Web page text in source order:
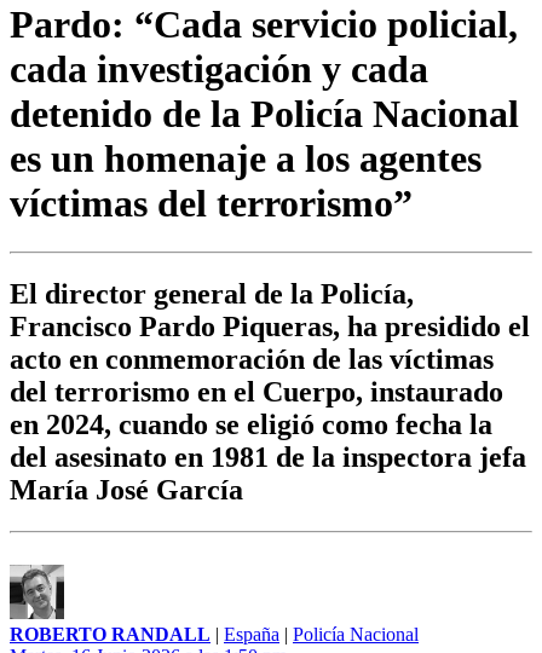
Pardo: “Cada servicio policial,
cada investigación y cada
detenido de la Policía Nacional
es un homenaje a los agentes
víctimas del terrorismo”
El director general de la Policía,
Francisco Pardo Piqueras, ha presidido el
acto en conmemoración de las víctimas
del terrorismo en el Cuerpo, instaurado
en 2024, cuando se eligió como fecha la
del asesinato en 1981 de la inspectora jefa
María José García
ROBERTO RANDALL | España | Policía Nacional